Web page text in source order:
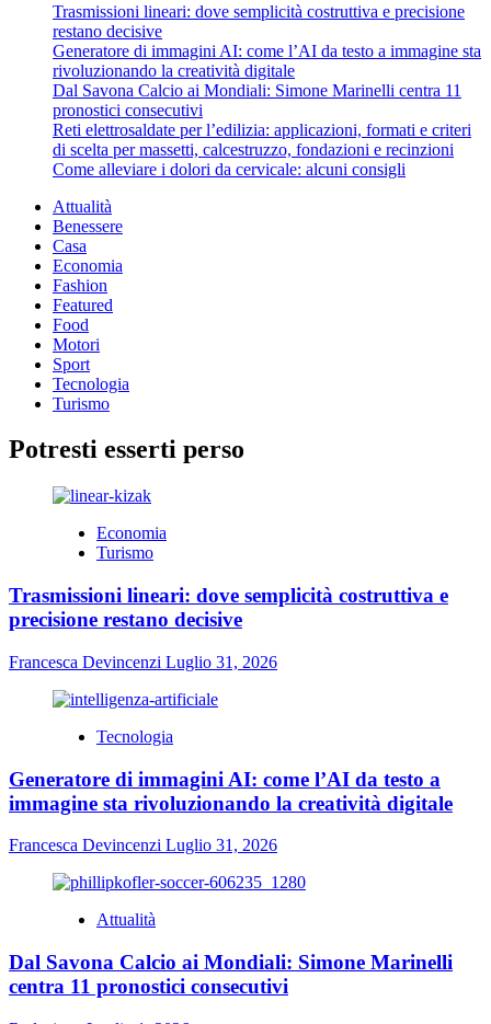
Trasmissioni lineari: dove semplicità costruttiva e precisione
restano decisive
Generatore di immagini AI: come l’AI da testo a immagine sta
rivoluzionando la creatività digitale
Dal Savona Calcio ai Mondiali: Simone Marinelli centra 11
pronostici consecutivi
Reti elettrosaldate per l’edilizia: applicazioni, formati e criteri
di scelta per massetti, calcestruzzo, fondazioni e recinzioni
Come alleviare i dolori da cervicale: alcuni consigli
Attualità
Benessere
Casa
Economia
Fashion
Featured
Food
Motori
Sport
Tecnologia
Turismo
Potresti esserti perso
Economia
Turismo
Trasmissioni lineari: dove semplicità costruttiva e
precisione restano decisive
Francesca Devincenzi Luglio 31, 2026
Tecnologia
Generatore di immagini AI: come l’AI da testo a
immagine sta rivoluzionando la creatività digitale
Francesca Devincenzi Luglio 31, 2026
Attualità
Dal Savona Calcio ai Mondiali: Simone Marinelli
centra 11 pronostici consecutivi